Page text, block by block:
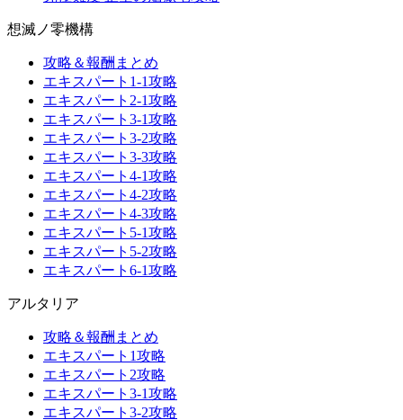
想滅ノ零機構
攻略＆報酬まとめ
エキスパート1-1攻略
エキスパート2-1攻略
エキスパート3-1攻略
エキスパート3-2攻略
エキスパート3-3攻略
エキスパート4-1攻略
エキスパート4-2攻略
エキスパート4-3攻略
エキスパート5-1攻略
エキスパート5-2攻略
エキスパート6-1攻略
アルタリア
攻略＆報酬まとめ
エキスパート1攻略
エキスパート2攻略
エキスパート3-1攻略
エキスパート3-2攻略